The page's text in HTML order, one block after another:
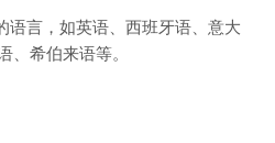
语言，如英语、西班牙语、意大
、希伯来语等。